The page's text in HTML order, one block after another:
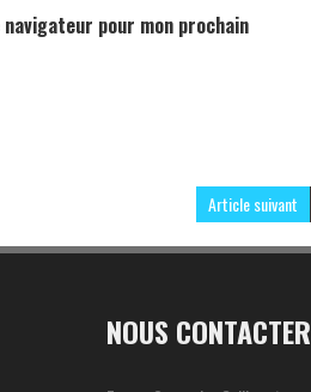
pour mon prochain
Article suivant
NOUS CONTACTER